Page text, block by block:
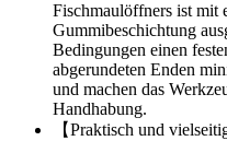
Fischmaulöffners ist mit
Gummibeschichtung
Bedingungen einen
abgerundeten Enden
und machen das
Handhabung.
【Praktisch und